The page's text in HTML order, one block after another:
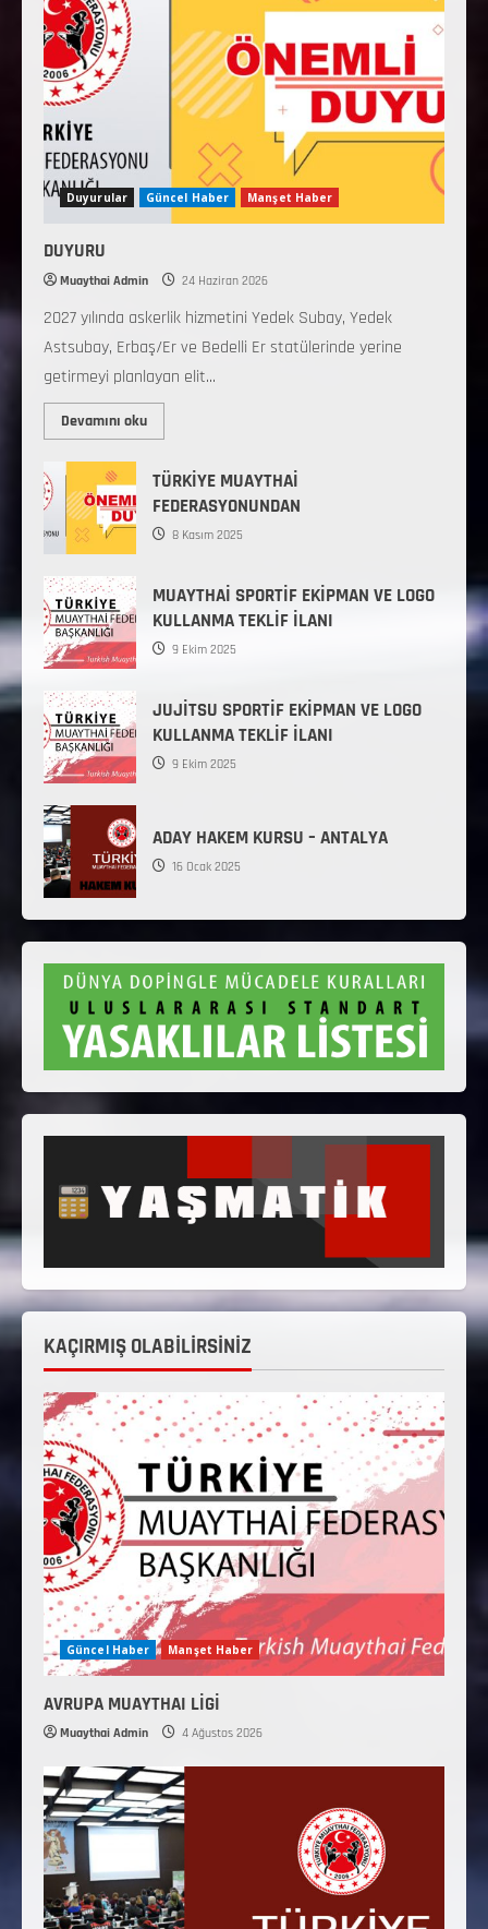
Duyurular Güncel Haber Manşet Haber
DUYURU
Muaythai Admin 24 Haziran 2026
2027 yılında askerlik hizmetini Yedek Subay, Yedek
Astsubay, Erbaş/Er ve Bedelli Er statülerinde yerine
getirmeyi planlayan elit...
Devamını oku
TÜRKİYE MUAYTHAİ
FEDERASYONUNDAN
8 Kasım 2025
MUAYTHAİ SPORTİF EKİPMAN VE LOGO
KULLANMA TEKLİF İLANI
9 Ekim 2025
JUJİTSU SPORTİF EKİPMAN VE LOGO
KULLANMA TEKLİF İLANI
9 Ekim 2025
ADAY HAKEM KURSU – ANTALYA
16 Ocak 2025
KAÇIRMIŞ OLABİLİRSİNİZ
Güncel Haber Manşet Haber
AVRUPA MUAYTHAI LİGİ
Muaythai Admin 4 Ağustos 2026